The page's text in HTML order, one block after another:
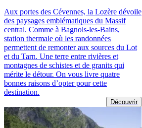
Aux portes des Cévennes, la Lozère dévoile
des paysages emblématiques du Massif
central. Comme à Bagnols-les-Bains,
station thermale où les randonnées
permettent de remonter aux sources du Lot
et du Tarn. Une terre entre rivières et
montagnes de schistes et de granits qui
mérite le détour. On vous livre quatre
bonnes raisons d’opter pour cette
destination.
Découvrir